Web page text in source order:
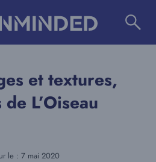
et textures,
L’Oiseau
le : 7 mai 2020